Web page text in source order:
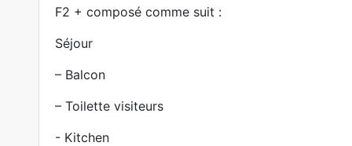
F2 + composé comme suit :
Séjour
– Balcon
– Toilette visiteurs
- Kitchen